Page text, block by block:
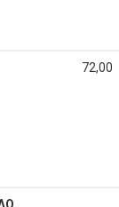
72,00